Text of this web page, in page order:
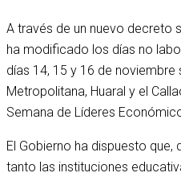
A través de un nuevo decreto
ha modificado los días no
días 14, 15 y 16 de noviembre
Metropolitana, Huaral y el
Semana de Líderes
El Gobierno ha dispuesto que,
tanto las instituciones